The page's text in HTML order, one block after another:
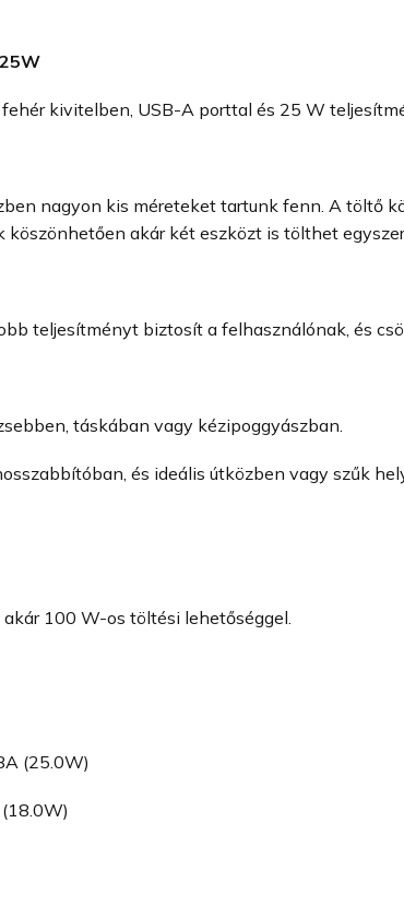
kivitelben, USB-A porttal és 25 W
nagyon kis méreteket tartunk fenn. A töltő
akár két eszközt is tölthet
teljesítményt biztosít a felhasználónak, és
táskában vagy kézipoggyászban.
és ideális útközben vagy szűk
akár 100 W-os töltési lehetőséggel.
(25.0W)